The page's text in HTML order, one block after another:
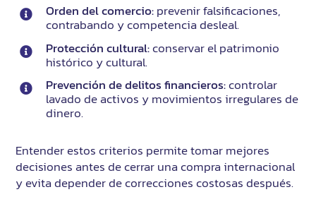
Orden del comercio:prevenir falsificaciones,
contrabando y competencia desleal.
Protección cultural:conservar el patrimonio
histórico y cultural.
Prevención de delitos financieros:controlar
lavado de activos y movimientos irregulares de
dinero.
Entender estos criterios permite tomar mejores
decisiones antes de cerrar una compra internacional
y evita depender de correcciones costosas después.